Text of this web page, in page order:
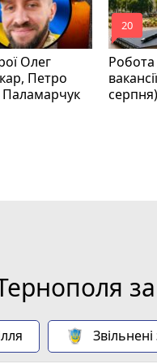
Олег
Петро
Робота
серпня)
mode_comment
20
за